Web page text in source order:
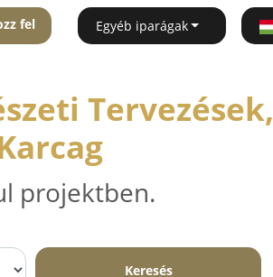
fel Egyéb iparágak
Tervezések,
projektben.
Keresés